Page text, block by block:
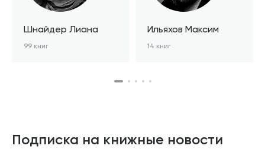
Шнайдер Лиана
99 книг
Ильяхов Максим
14 книг
Подписка на книжные новости